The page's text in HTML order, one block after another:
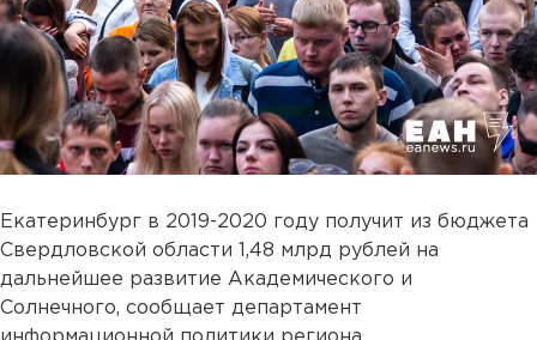
Екатеринбург в 2019-2020 году получит из бюджета
Свердловской области 1,48 млрд рублей на
дальнейшее развитие Академического и
Солнечного, сообщает департамент